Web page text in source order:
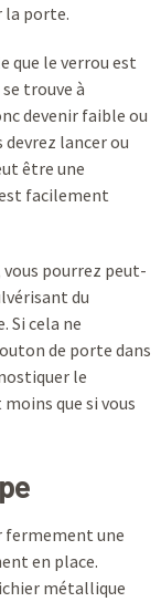
la porte.
que le verrou est
trouve à
devenir faible ou
devrez lancer ou
être une
facilement
vous pourrez peut-
du
Si cela ne
de porte dans
le
que si vous
fermement une
en place.
métallique